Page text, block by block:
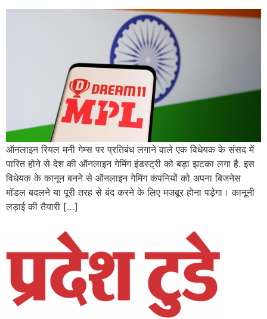
ऑनलाइन रियल मनी गेम्स पर प्रतिबंध लगाने वाले एक विधेयक के संसद में
पारित होने से देश की ऑनलाइन गेमिंग इंडस्ट्री को बड़ा झटका लगा है. इस
विधेयक के कानून बनने से ऑनलाइन गेमिंग कंपनियों को अपना बिजनेस
मॉडल बदलने या पूरी तरह से बंद करने के लिए मजबूर होना पड़ेगा। कानूनी
लड़ाई की तैयारी […]